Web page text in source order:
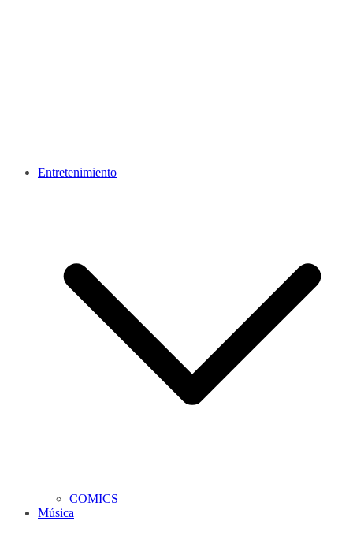
Entretenimiento
COMICS
Música